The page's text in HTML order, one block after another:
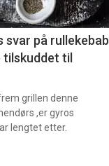
svar på rullekebab
til
grillen denne
,er gyros
lengtet etter.